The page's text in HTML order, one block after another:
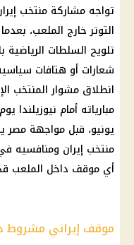
تواجه مشاركة منتخب
التوتر خارج الملعب،
تلويح السلطات الرياضية
شعارات أو هتافات
انطلاق مشوار المنتخب
منتخب إيران ومنافسيه
أي موقف داخل الملعب قد
موقف إيراني مشروط